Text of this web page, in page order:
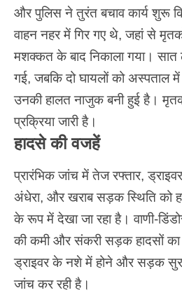
और पुलिस ने तुरंत बचाव कार्य शुरू
वाहन नहर में गिर गए थे, जहां से
मशक्कत के बाद निकाला गया। सात
गई, जबकि दो घायलों को अस्पताल में
उनकी हालत नाजुक बनी हुई है।
प्रक्रिया जारी है।
हादसे की वजहें
प्रारंभिक जांच में तेज रफ्तार,
अंधेरा, और खराब सड़क स्थिति को
के रूप में देखा जा रहा है। वाणी-
की कमी और संकरी सड़क हादसों
ड्राइवर के नशे में होने और सड़क
जांच कर रही है।